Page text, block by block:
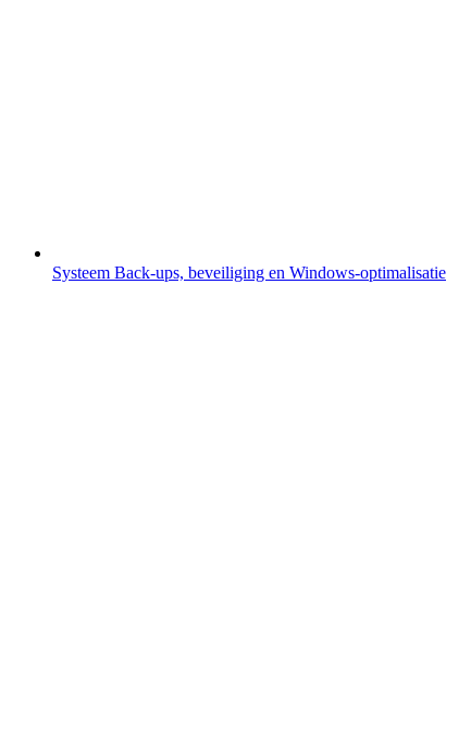
Systeem Back-ups, beveiliging en Windows-optimalisatie